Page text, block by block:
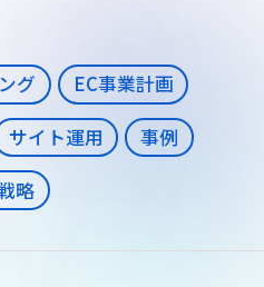
グ
EC事業計画
サイト運用
事例
略